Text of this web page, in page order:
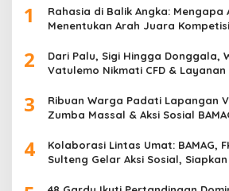
1
Rahasia di Balik Angka: Mengapa
Menentukan Arah Juara
2
Dari Palu, Sigi Hingga Donggala,
Vatulemo Nikmati CFD &
3
Ribuan Warga Padati Lapangan
Zumba Massal & Aksi Sosial
4
Kolaborasi Lintas Umat: BAMAG,
Sulteng Gelar Aksi Sosial,